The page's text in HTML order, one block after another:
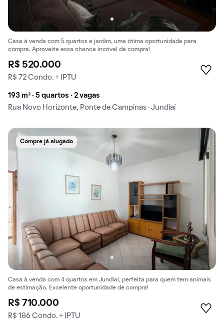
Casa à venda com 5 quartos e jardim, uma ótima oportunidade para
compra. Aproveite essa chance incrível de compra!
R$ 520.000
R$ 72 Condo. + IPTU
193 m² · 5 quartos · 2 vagas
Rua Novo Horizonte, Ponte de Campinas · Jundiaí
Compre já alugado
Casa à venda com 4 quartos em Jundiaí, perfeita para quem tem animais
de estimação. Excelente oportunidade de compra!
R$ 710.000
R$ 186 Condo. + IPTU